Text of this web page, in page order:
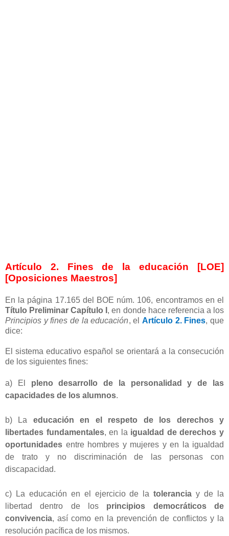
Artículo 2. Fines de la educación [LOE]
[Oposiciones Maestros]
En la página 17.165 del BOE núm. 106, encontramos en el
Título Preliminar Capítulo I , en donde hace referencia a los
Principios y fines de la educación, el Artículo 2. Fines, que
dice:
El sistema educativo español se orientará a la consecución
de los siguientes fines:
a) El pleno desarrollo de la personalidad y de las
capacidades de los alumnos.
b) La educación en el respeto de los derechos y
libertades fundamentales, en la igualdad de derechos y
oportunidades entre hombres y mujeres y en la igualdad
de trato y no discriminación de las personas con
discapacidad.
c) La educación en el ejercicio de latolerancia y de la
libertad dentro de los principios democráticos de
convivencia, así como en la prevención de conflictos y la
resolución pacífica de los mismos.